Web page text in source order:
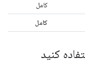
کامل
کامل